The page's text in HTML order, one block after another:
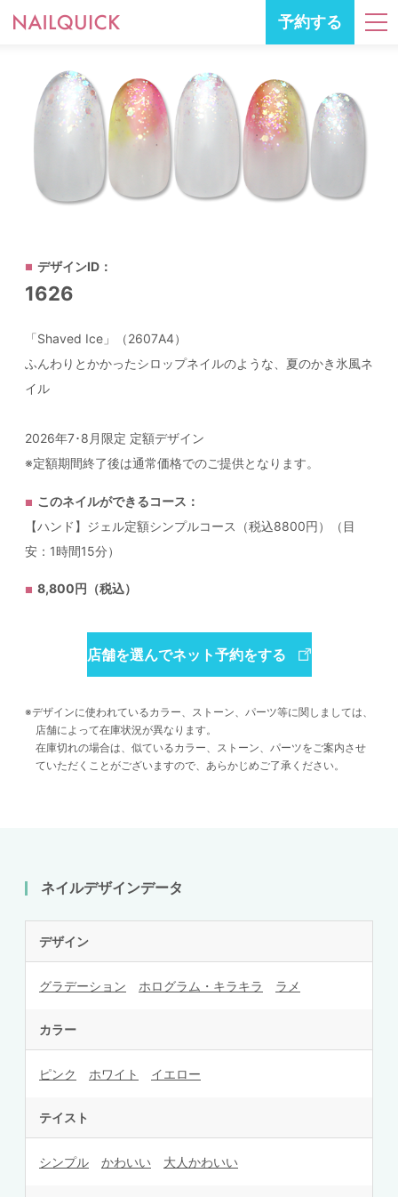
予約する
デザインID：
1626
「Shaved Ice」（2607A4）
ふんわりとかかったシロップネイルのような、夏のかき氷風ネ
イル
2026年7･8月限定 定額デザイン
※定額期間終了後は通常価格でのご提供となります。
このネイルができるコース：
【ハンド】ジェル定額シンプルコース（税込8800円）（目
安：1時間15分）
8,800円（税込）
店舗を選んでネット予約をする
デザインに使われているカラー、ストーン、パーツ等に関しましては、
店舗によって在庫状況が異なります。
在庫切れの場合は、似ているカラー、ストーン、パーツをご案内させ
ていただくことがございますので、あらかじめご了承ください。
ネイルデザインデータ
デザイン
グラデーション ホログラム・キラキラ ラメ
カラー
ピンク ホワイト イエロー
テイスト
シンプル かわいい 大人かわいい